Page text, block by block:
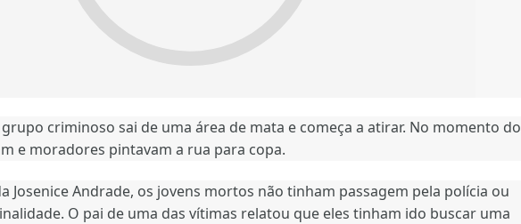
criminoso sai de uma área de mata e começa a atirar. No momento do
e moradores pintavam a rua para copa.
Josenice Andrade, os jovens mortos não tinham passagem pela polícia ou
O pai de uma das vítimas relatou que eles tinham ido buscar uma